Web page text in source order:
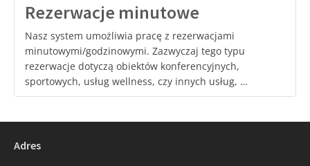
Rezerwacje minutowe
Nasz system umożliwia pracę z rezerwacjami
minutowymi/godzinowymi. Zazwyczaj tego typu
rezerwacje dotyczą obiektów konferencyjnych,
sportowych, usług wellness, czy innych usług, …
Adres